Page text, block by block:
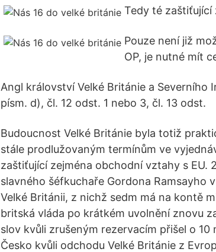
Tedy té zaštiťující
Pouze není již
OP, je nutné mít
Angl království Velké Británie a Severního
písm. d), čl. 12 odst. 1 nebo 3, čl. 13 odst.
Budoucnost Velké Británie byla totiž
stále prodlužovaným termínům ve
zaštiťující zejména obchodní vztahy s EU.
slavného šéfkuchaře Gordona Ramsayho
Velké Británii, z nichž sedm má na kontě
britská vláda po krátkém uvolnění znovu
slov kvůli zrušeným rezervacím přišel o
Česko kvůli odchodu Velké Británie z